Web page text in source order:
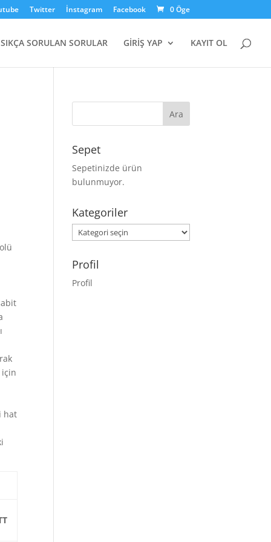
Twitter İnstagram Facebook 0 Öge
SIKÇA SORULAN SORULAR GİRİŞ YAP KAYIT OL
için
hat
Sepet
Sepetinizde ürün
bulunmuyor.
Kategoriler
Kategoriler
Profil
Profil